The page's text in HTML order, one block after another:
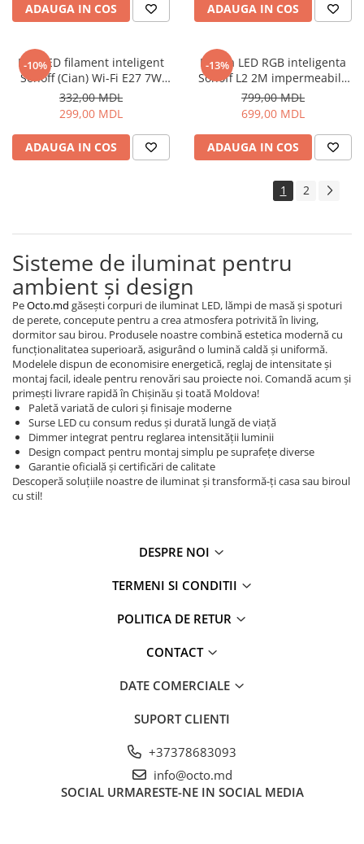
ADAUGA IN COS ADAUGA IN COS
-10%
Bec LED filament inteligent
Sonoff (Cian) Wi-Fi E27 7W
806Lm (B02-F-A60)
332,00 MDL
299,00 MDL
ADAUGA IN COS
-13%
Banda LED RGB inteligenta
Sonoff L2 2M impermeabila
Wi-Fi (L2-2M)
799,00 MDL
699,00 MDL
ADAUGA IN COS
1 2
Sisteme de iluminat pentru
ambient și design
PeOcto.md găsești corpuri de iluminat LED, lămpi de masă și spoturi
de perete, concepute pentru a crea atmosfera potrivită în living,
dormitor sau birou. Produsele noastre combină estetica modernă cu
funcționalitatea superioară, asigurând o lumină caldă și uniformă.
Modelele dispun de economisire energetică, reglaj de intensitate și
montaj facil, ideale pentru renovări sau proiecte noi. Comandă acum și
primești livrare rapidă în Chișinău și toată Moldova!
Paletă variată de culori și finisaje moderne
Surse LED cu consum redus și durată lungă de viață
Dimmer integrat pentru reglarea intensității luminii
Design compact pentru montaj simplu pe suprafețe diverse
Garantie oficială și certificări de calitate
Descoperă soluțiile noastre de iluminat și transformă-ți casa sau biroul
cu stil!
DESPRE NOI
TERMENI SI CONDITII
POLITICA DE RETUR
CONTACT
DATE COMERCIALE
SUPORT CLIENTI
+37378683093
info@octo.md
SOCIAL URMARESTE-NE IN SOCIAL MEDIA